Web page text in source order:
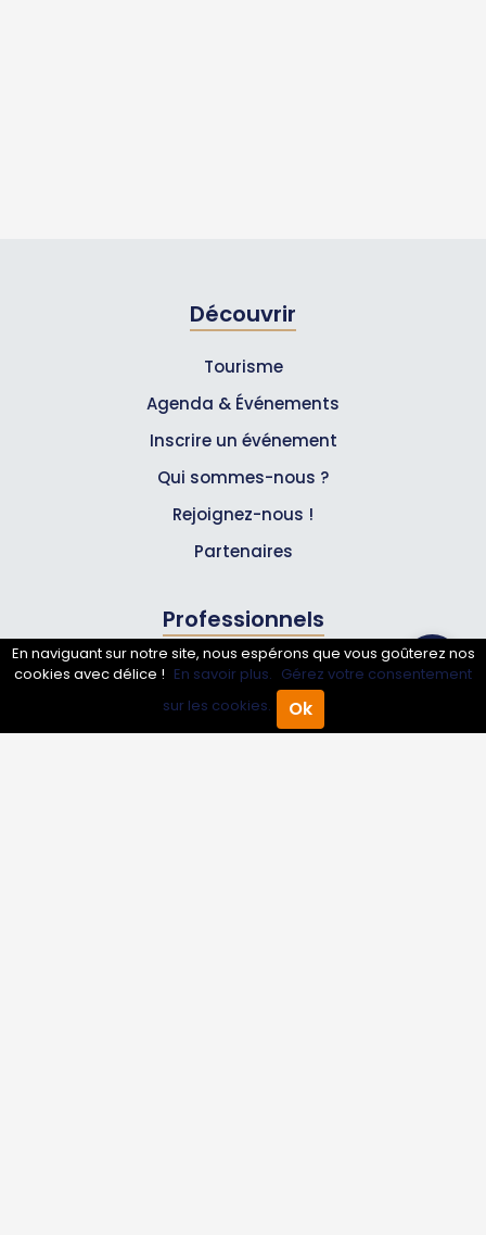
Annuaire Pro Agenda
Découvrir
Tourisme
Agenda & Événements
Inscrire un événement
Qui sommes-nous ?
Rejoignez-nous !
Partenaires
Professionnels
Annuaire pro
Inscrire mon entreprise
En naviguant sur notre site, nous espérons que vous goûterez nos
cookies avec délice ! En savoir plus. Gérez votre consentement
sur les cookies.
Ok